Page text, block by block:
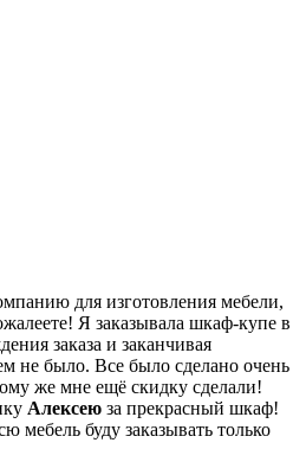
для изготовления мебели,
Я заказывала шкаф-купе в
заказа и заканчивая
не было. Все было сделано очень
же мне ещё скидку сделали!
Алексею за прекрасный шкаф!
мебель буду заказывать только